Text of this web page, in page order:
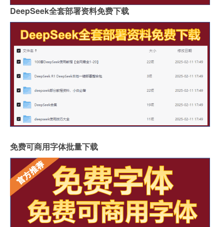
DeepSeek全套部署资料免费下载
免费可商用字体批量下载